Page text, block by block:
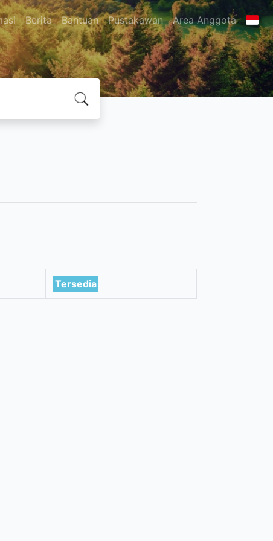
Berita Bantuan Pustakawan Area Anggota
Tersedia